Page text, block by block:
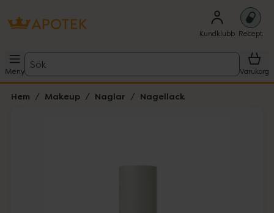
Kundklubb Recept
Meny
Sök
Varukorg
Hem Makeup Naglar Nagellack